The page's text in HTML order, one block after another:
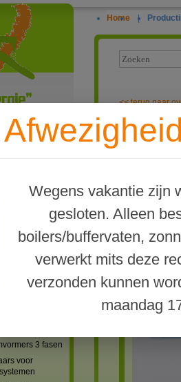
netgekoppeld
1 fase
3 fasen
voor
Home |
Wegens vakantie zijn
gesloten. Alleen
boilers/buffervaten,
verwerkt mits deze
verzonden kunnen
maandag
<<terug naar
Zelfklevende